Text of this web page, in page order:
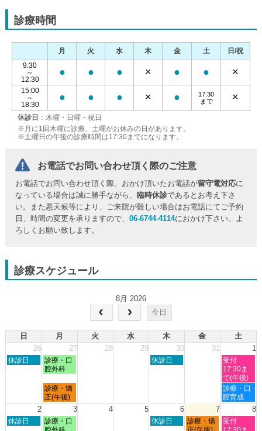
診療時間
休診日 ：木曜・日曜・祝日
※月に1回木曜に診療、土曜がお休みの日があります。
※土曜日の午後の診療時間は17:30までになります。
月 火 水 木 金 土
日/祝
9:30
～
12:30
● ● ● × ● ● ×
15:00
～
18:30
● ● ● × ●
17:30
まで
×
お電話でお問い合わせ頂く際のご注意
お電話でお問い合わせ頂く際、おかけ頂いたお電話が留守電対応に
なっている場合は誠に勝手ながら、
臨時休診であるとお考え下さ
い。また悪天候等により、ご来院が難しい場合はお電話にてご予約
日、時間の変更を承りますので、06-6744-4114におかけ下さい。よ
ろしくお願い致します。
診療スケジュール
8月 2026
今日
日 月 火 水 木 金
土
26
27 28 29 30 31 1
日
26th
休診日
月
曜
7
月
27th
診療・口
腔外科
木
30th
休診日
土
曜
日,
8
月
1st
受付
17:30ま
で(午後)
月
曜
日,
月
診療・矯
正(午後)
土
曜
日,
月
診療・口
腔育成
2 3 4 5 6 7 8
日
休診日
月
曜
診療・口
腔外科
木
休診日
金
曜
診療・矯
正(午後)
土
曜
受付
17:30ま